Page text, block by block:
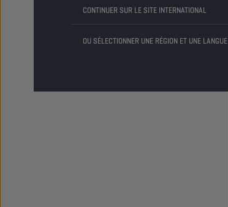
CONTINUER SUR LE SITE INTERNATIONAL
OU SÉLECTIONNER UNE RÉGION ET UNE LANGUE